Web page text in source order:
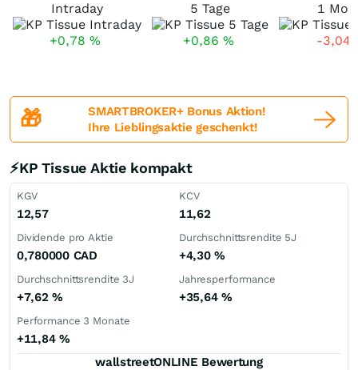
Intraday
+0,78 %
5 Tage
+0,86 %
1
-3,04
🎁
SMARTBROKER+ Bonus Aktion!
Ihre Lieblingsaktie geschenkt!
⚡KP Tissue Aktie kompakt
KGV
12,57
KCV
11,62
Dividende pro Aktie
0,780000 CAD
Durchschnittsrendite 5J
+4,30%
Durchschnittsrendite 3J
+7,62%
Jahresperformance
+35,64 %
Performance 3 Monate
+11,84 %
wallstreetONLINE Bewertung